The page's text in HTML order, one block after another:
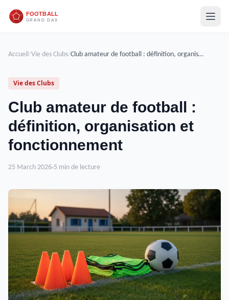
Accueil/Vie des Clubs/ Club amateur de football : définition, organisation et fonctionnement
Vie des Clubs
Club amateur de football :
définition, organisation et
fonctionnement
25 March 2026 5 min de lecture